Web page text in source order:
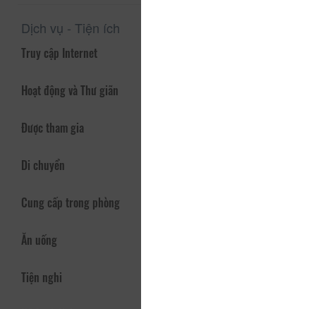
Dịch vụ - Tiện ích
Truy cập Internet
Hoạt động và Thư giãn
Được tham gia
Di chuyển
Cung cấp trong phòng
Ăn uống
Tiện nghi